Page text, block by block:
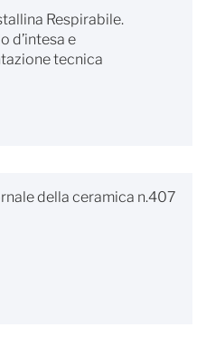
Respirabile.
d’intesa e
tecnica
della ceramica n.407